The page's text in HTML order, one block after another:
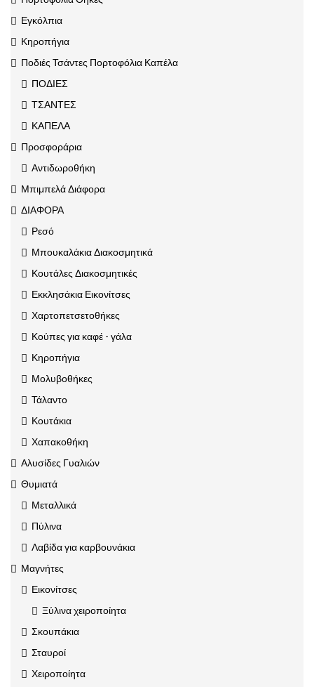
Εγκόλπια
Κηροπήγια
Ποδιές Τσάντες Πορτοφόλια Καπέλα
ΠΟΔΙΕΣ
ΤΣΑΝΤΕΣ
ΚΑΠΕΛΑ
Προσφοράρια
Αντιδωροθήκη
Μπιμπελά Διάφορα
ΔΙΑΦΟΡΑ
Ρεσό
Μπουκαλάκια Διακοσμητικά
Κουτάλες Διακοσμητικές
Εκκλησάκια Εικονίτσες
Χαρτοπετσετοθήκες
Κούπες για καφέ - γάλα
Κηροπήγια
Μολυβοθήκες
Τάλαντο
Κουτάκια
Χαπακοθήκη
Αλυσίδες Γυαλιών
Θυμιατά
Μεταλλικά
Πύλινα
Λαβίδα για καρβουνάκια
Μαγνήτες
Εικονίτσες
Ξύλινα χειροποίητα
Σκουπάκια
Σταυροί
Χειροποίητα